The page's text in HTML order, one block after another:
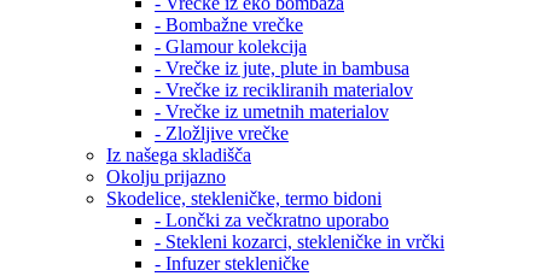
- Bombažne vrečke
- Glamour kolekcija
- Vrečke iz jute, plute in bambusa
- Vrečke iz recikliranih materialov
- Vrečke iz umetnih materialov
- Zložljive vrečke
Iz našega skladišča
Okolju prijazno
Skodelice, stekleničke, termo bidoni
- Lončki za večkratno uporabo
- Stekleni kozarci, stekleničke in vrčki
- Infuzer stekleničke